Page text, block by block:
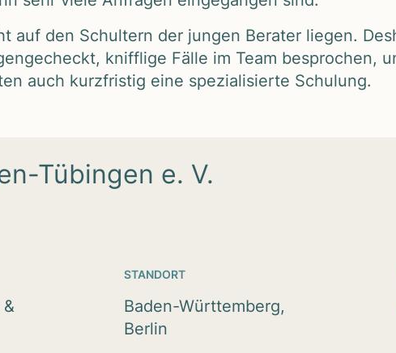
auf den Schul­tern der jun­gen Bera­ter lie­gen.
kniff­lige Fälle im Team bespro­chen,
auch kurz­fris­tig eine spe­zia­li­sierte Schu­lung.
Tübingen e. V.
STANDORT
Baden-Württemberg,
Berlin